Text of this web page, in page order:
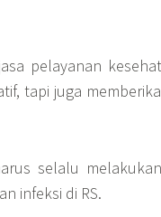
pelayanan
tapi juga
selalu
infeksi di RS.